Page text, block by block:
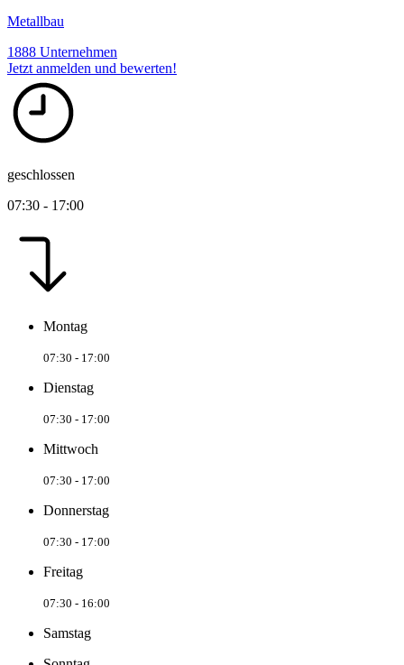
Metallbau
1888 Unternehmen
Jetzt anmelden und bewerten!
geschlossen
07:30 - 17:00
Montag
07:30 - 17:00
Dienstag
07:30 - 17:00
Mittwoch
07:30 - 17:00
Donnerstag
07:30 - 17:00
Freitag
07:30 - 16:00
Samstag